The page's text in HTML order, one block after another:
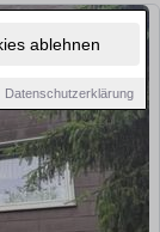
ablehnen
Datenschutzerklärung